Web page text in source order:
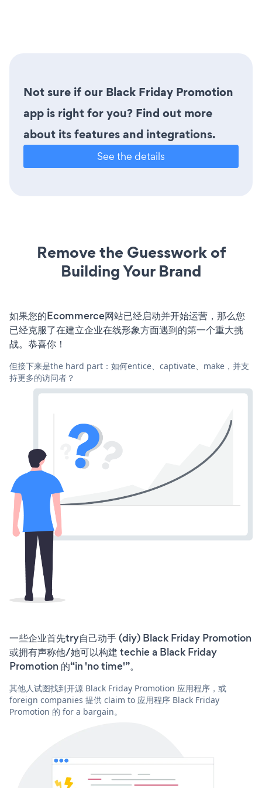
Not sure if our Black Friday Promotion
app is right for you? Find out more
about its features and integrations.
See the details
Remove the Guesswork of
Building Your Brand
如果您的Ecommerce网站已经启动并开始运营，那么您
已经克服了在建立企业在线形象方面遇到的第一个重大挑
战。恭喜你！
但接下来是the hard part：如何entice、captivate、make，并支
持更多的访问者？
一些企业首先try自己动手 (diy) Black Friday Promotion
或拥有声称他/她可以构建 techie a Black Friday
Promotion 的“in 'no time'”。
其他人试图找到开源 Black Friday Promotion 应用程序，或
foreign companies 提供 claim to 应用程序 Black Friday
Promotion 的 for a bargain。